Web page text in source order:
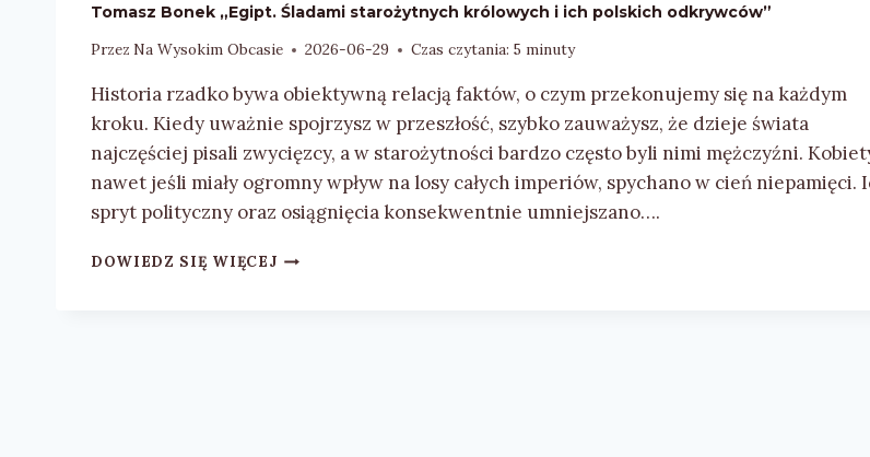
Tomasz Bonek „Egipt. Śladami starożytnych królowych i ich polskich odkrywców”
Przez Na Wysokim Obcasie 2026-06-29 Czas czytania: 5 minuty
Historia rzadko bywa obiektywną relacją faktów, o czym przekonujemy się na każdym
kroku. Kiedy uważnie spojrzysz w przeszłość, szybko zauważysz, że dzieje świata
najczęściej pisali zwycięzcy, a w starożytności bardzo często byli nimi mężczyźni.
nawet jeśli miały ogromny wpływ na losy całych imperiów, spychano w cień niepamięci.
spryt polityczny oraz osiągnięcia konsekwentnie umniejszano….
DOWIEDZ SIĘ WIĘCEJTOMASZ